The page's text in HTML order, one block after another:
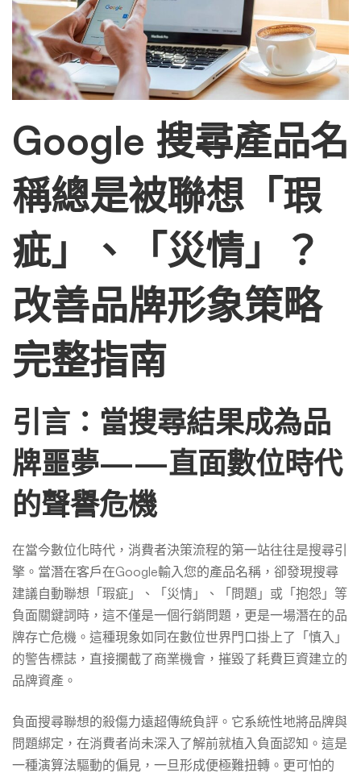
聯
想
「瑕
疵」、
「災
情」？
改
善
品
牌
形
象
策
略
Google 搜尋產品名
稱總是被聯想「瑕
疵」、「災情」？
改善品牌形象策略
完整指南
引言：當搜尋結果成為品
牌噩夢——直面數位時代
的聲譽危機
在當今數位化時代，消費者決策流程的第一站往往是搜尋引
擎。當潛在客戶在Google輸入您的產品名稱，卻發現搜尋
建議自動聯想「瑕疵」、「災情」、「問題」或「抱怨」等
負面關鍵詞時，這不僅是一個行銷問題，更是一場潛在的品
牌存亡危機。這種現象如同在數位世界門口掛上了「慎入」
的警告標誌，直接攔截了商業機會，摧毀了耗費巨資建立的
品牌資產。
負面搜尋聯想的殺傷力遠超傳統負評。它系統性地將品牌與
問題綁定，在消費者尚未深入了解前就植入負面認知。這是
一種演算法驅動的偏見，一旦形成便極難扭轉。更可怕的